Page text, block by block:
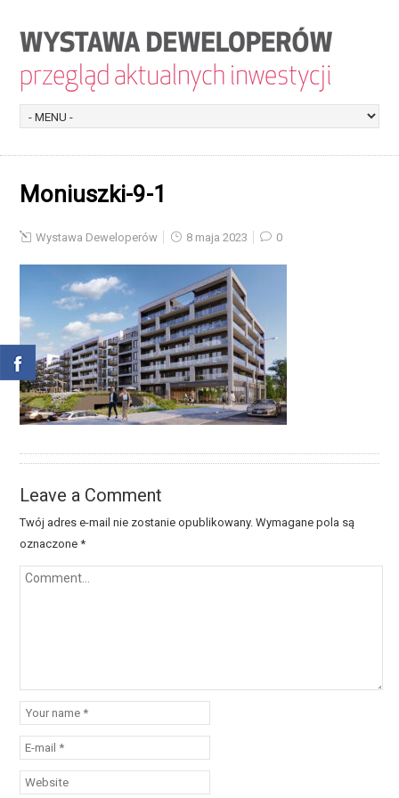
Moniuszki-9-1
Wystawa Deweloperów 8 maja 2023 0
Leave a Comment
Twój adres e-mail nie zostanie opublikowany. Wymagane pola są
oznaczone*